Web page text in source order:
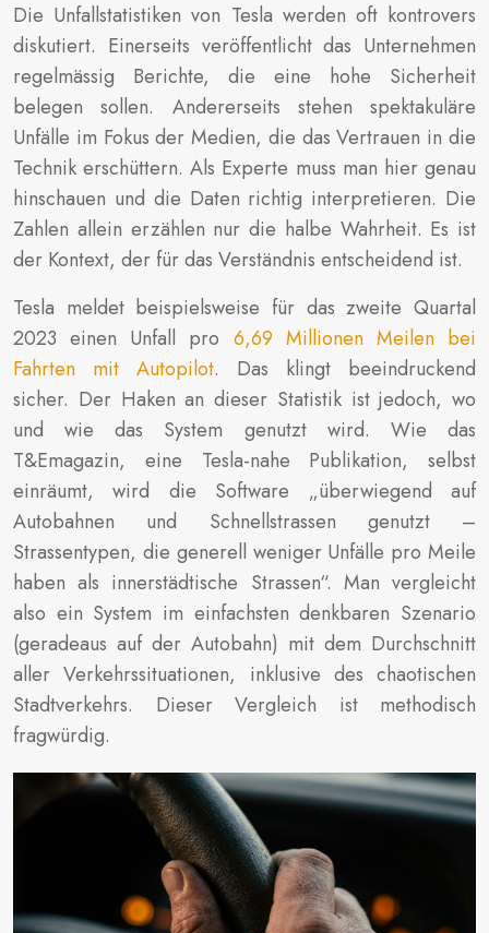
Die Unfallstatistiken von Tesla werden oft kontrovers
diskutiert. Einerseits veröffentlicht das Unternehmen
regelmässig Berichte, die eine hohe Sicherheit
belegen sollen. Andererseits stehen spektakuläre
Unfälle im Fokus der Medien, die das Vertrauen in die
Technik erschüttern. Als Experte muss man hier genau
hinschauen und die Daten richtig interpretieren. Die
Zahlen allein erzählen nur die halbe Wahrheit. Es ist
der Kontext, der für das Verständnis entscheidend ist.
Tesla meldet beispielsweise für das zweite Quartal
2023 einen Unfall pro 6,69 Millionen Meilen bei
Fahrten mit Autopilot. Das klingt beeindruckend
sicher. Der Haken an dieser Statistik ist jedoch, wo
und wie das System genutzt wird. Wie das
T&Emagazin, eine Tesla-nahe Publikation, selbst
einräumt, wird die Software „überwiegend auf
Autobahnen und Schnellstrassen genutzt –
Strassentypen, die generell weniger Unfälle pro Meile
haben als innerstädtische Strassen“. Man vergleicht
also ein System im einfachsten denkbaren Szenario
(geradeaus auf der Autobahn) mit dem Durchschnitt
aller Verkehrssituationen, inklusive des chaotischen
Stadtverkehrs. Dieser Vergleich ist methodisch
fragwürdig.